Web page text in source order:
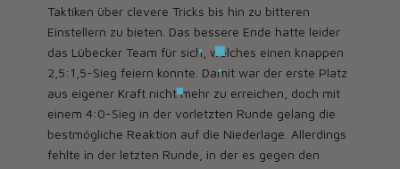
Taktiken über clevere Tricks bis hin zu bitteren
Einstellern zu bieten. Das bessere Ende hatte leider
das Lübecker Team für sich, welches einen knappen
2,5:1,5-Sieg feiern konnte. Damit war der erste Platz
aus eigener Kraft nicht mehr zu erreichen, doch mit
einem 4:0-Sieg in der vorletzten Runde gelang die
bestmögliche Reaktion auf die Niederlage. Allerdings
fehlte in der letzten Runde, in der es gegen den